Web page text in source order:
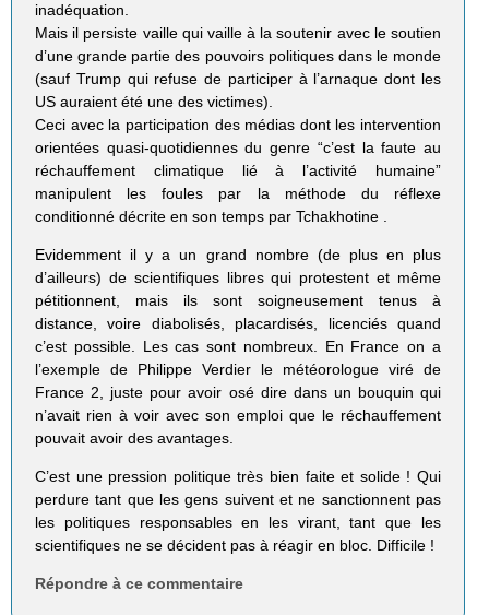
inadéquation.
Mais il persiste vaille qui vaille à la soutenir avec le soutien
d’une grande partie des pouvoirs politiques dans le monde
(sauf Trump qui refuse de participer à l’arnaque dont les
US auraient été une des victimes).
Ceci avec la participation des médias dont les intervention
orientées quasi-quotidiennes du genre “c’est la faute au
réchauffement climatique lié à l’activité humaine”
manipulent les foules par la méthode du réflexe
conditionné décrite en son temps par Tchakhotine .
Evidemment il y a un grand nombre (de plus en plus
d’ailleurs) de scientifiques libres qui protestent et même
pétitionnent, mais ils sont soigneusement tenus à
distance, voire diabolisés, placardisés, licenciés quand
c’est possible. Les cas sont nombreux. En France on a
l’exemple de Philippe Verdier le météorologue viré de
France 2, juste pour avoir osé dire dans un bouquin qui
n’avait rien à voir avec son emploi que le réchauffement
pouvait avoir des avantages.
C’est une pression politique très bien faite et solide ! Qui
perdure tant que les gens suivent et ne sanctionnent pas
les politiques responsables en les virant, tant que les
scientifiques ne se décident pas à réagir en bloc. Difficile !
Répondre à ce commentaire